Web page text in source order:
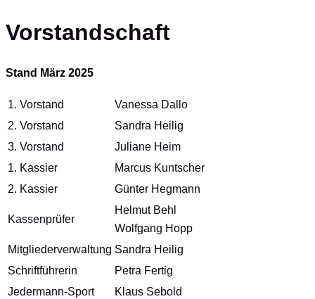
Vorstandschaft
Stand März 2025
1. Vorstand
Vanessa Dallo
2. Vorstand
Sandra Heilig
3. Vorstand
Juliane Heim
1. Kassier
Marcus Kuntscher
2. Kassier
Günter Hegmann
Kassenprüfer
Helmut Behl
Wolfgang Hopp
Mitgliederverwaltung Sandra Heilig
Schriftführerin
Petra Fertig
Jedermann-Sport
Klaus Sebold